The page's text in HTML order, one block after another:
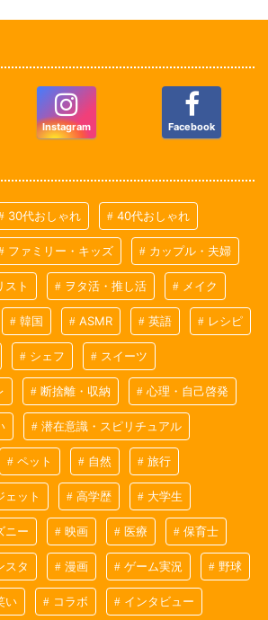
Instagram Facebook
30代おしゃれ 40代おしゃれ
ファミリー・キッズ カップル・夫婦
スト ヲタ活・推し活 メイク
韓国 ASMR 英語 レシピ
シェフ スイーツ
断捨離・収納 心理・自己啓発
潜在意識・スピリチュアル
ペット 自然 旅行
ェット 高学歴 大学生
ニー 映画 医療 保育士
スタ 漫画 ゲーム実況 野球
い コラボ インタビュー